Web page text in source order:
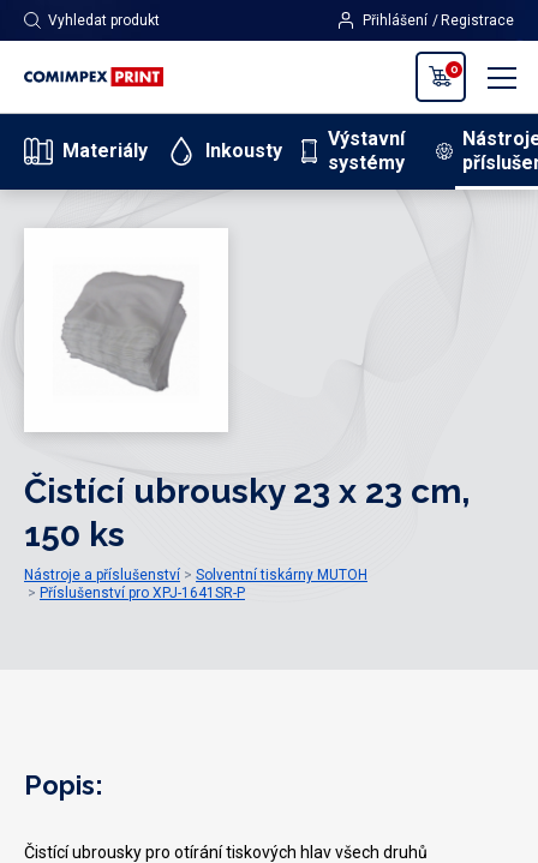
Vyhledat produkt Přihlášení Registrace
0
Materiály Inkousty
Výstavní
systémy
Čistící ubrousky 23 x 23 cm,
150 ks
Nástroje a příslušenství
Solventní tiskárny MUTOH
Příslušenství pro XPJ-1641SR-P
Popis:
Čistící ubrousky pro otírání tiskových hlav všech druhů